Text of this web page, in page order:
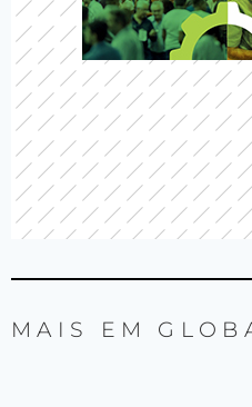
MAIS EM